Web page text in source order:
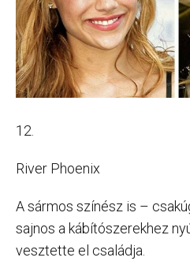
12.
River Phoenix
A sármos színész is –
sajnos a kábítószerekhez
vesztette el családja.